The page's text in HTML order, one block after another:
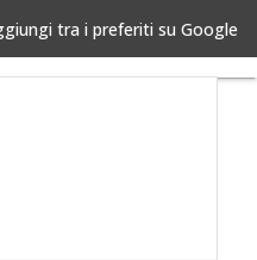
tra i preferiti su Google
dal settore retailUltimi
articoli